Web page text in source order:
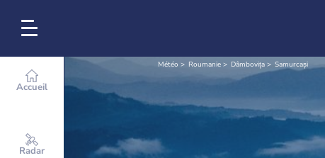
Accueil
Radar
Météo Roumanie Dâmbovița Samurcași